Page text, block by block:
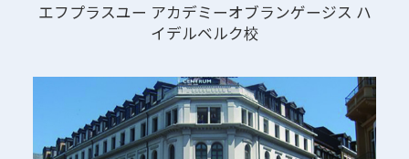
エフプラスユー アカデミーオブランゲージス ハ
イデルベルク校